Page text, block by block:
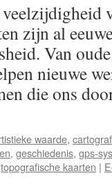
zijn al
Van
nieuwe
die ons
waarde,
, geschiedenis, gps-
topografische kaarten |